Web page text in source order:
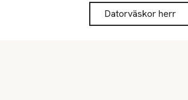
Datorväskor herr